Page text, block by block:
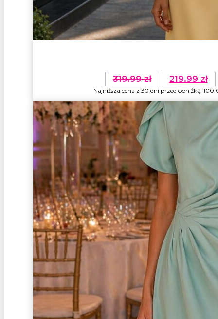
319.99zł
Pierwotna
cena
wynosiła:
319.99 zł.
219.99 zł
Najniższa cena z 30 dni przed obniżką: